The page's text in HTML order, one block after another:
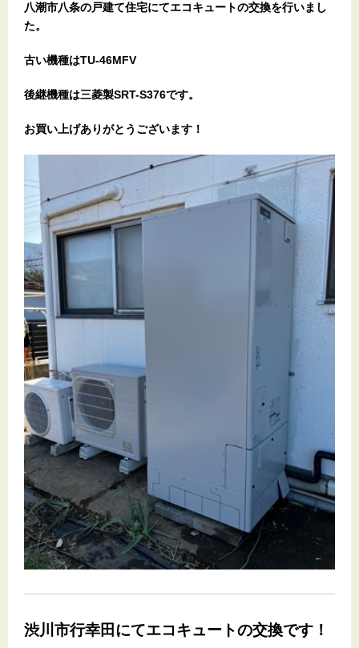
八潮市八条の戸建て住宅にてエコキュートの交換を行いまし
た。
古い機種はTU-46MFV
後継機種は三菱製SRT-S376です。
お買い上げありがとうございます ！
渋川市行幸田にてエコキュートの交換です！